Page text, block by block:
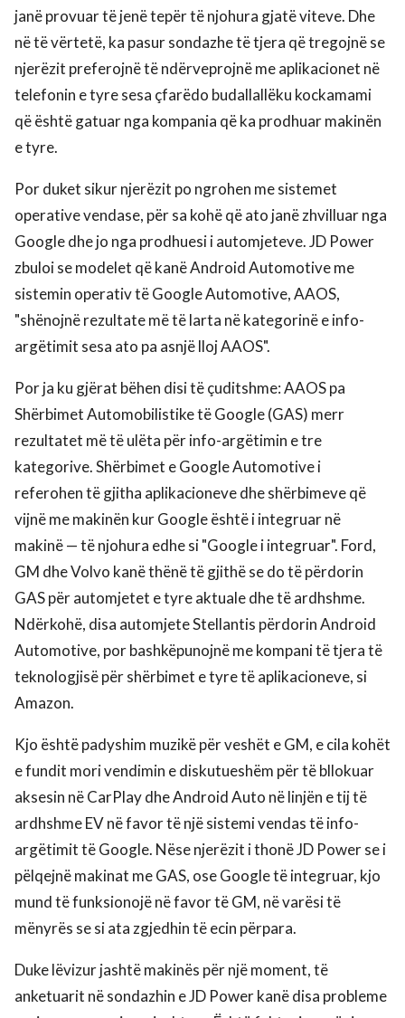
janë provuar të jenë tepër të njohura gjatë viteve. Dhe
në të vërtetë, ka pasur sondazhe të tjera që tregojnë se
njerëzit preferojnë të ndërveprojnë me aplikacionet në
telefonin e tyre sesa çfarëdo budallallëku kockamami
që është gatuar nga kompania që ka prodhuar makinën
e tyre.
Por duket sikur njerëzit po ngrohen me sistemet
operative vendase, për sa kohë që ato janë zhvilluar nga
Google dhe jo nga prodhuesi i automjeteve. JD Power
zbuloi se modelet që kanë Android Automotive me
sistemin operativ të Google Automotive, AAOS,
"shënojnë rezultate më të larta në kategorinë e info-
argëtimit sesa ato pa asnjë lloj AAOS".
Por ja ku gjërat bëhen disi të çuditshme: AAOS pa
Shërbimet Automobilistike të Google (GAS) merr
rezultatet më të ulëta për info-argëtimin e tre
kategorive. Shërbimet e Google Automotive i
referohen të gjitha aplikacioneve dhe shërbimeve që
vijnë me makinën kur Google është i integruar në
makinë — të njohura edhe si "Google i integruar". Ford,
GM dhe Volvo kanë thënë të gjithë se do të përdorin
GAS për automjetet e tyre aktuale dhe të ardhshme.
Ndërkohë, disa automjete Stellantis përdorin Android
Automotive, por bashkëpunojnë me kompani të tjera të
teknologjisë për shërbimet e tyre të aplikacioneve, si
Amazon.
Kjo është padyshim muzikë për veshët e GM, e cila kohët
e fundit mori vendimin e diskutueshëm për të bllokuar
aksesin në CarPlay dhe Android Auto në linjën e tij të
ardhshme EV në favor të një sistemi vendas të info-
argëtimit të Google. Nëse njerëzit i thonë JD Power se i
pëlqejnë makinat me GAS, ose Google të integruar, kjo
mund të funksionojë në favor të GM, në varësi të
mënyrës se si ata zgjedhin të ecin përpara.
Duke lëvizur jashtë makinës për një moment, të
anketuarit në sondazhin e JD Power kanë disa probleme